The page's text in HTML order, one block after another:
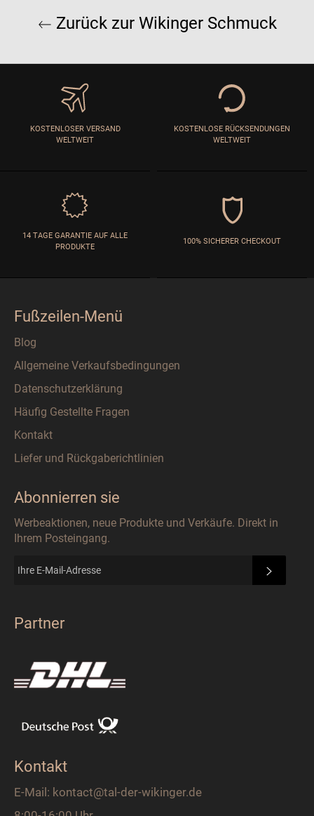
Zurück zur Wikinger Schmuck
KOSTENLOSER VERSAND
WELTWEIT
KOSTENLOSE RÜCKSENDUNGEN
WELTWEIT
14 TAGE GARANTIE AUF ALLE
PRODUKTE
100% SICHERER CHECKOUT
Fußzeilen-Menü
Blog
Allgemeine Verkaufsbedingungen
Datenschutzerklärung
Häufig Gestellte Fragen
Kontakt
Liefer und Rückgaberichtlinien
Abonnierren sie
Werbeaktionen, neue Produkte und Verkäufe. Direkt in
Ihrem Posteingang.
Partner
Kontakt
E-Mail: kontact@tal-der-wikinger.de